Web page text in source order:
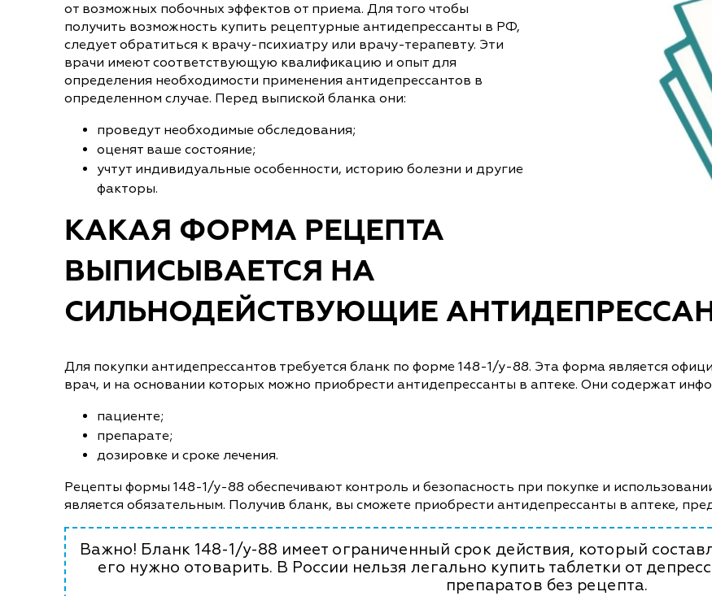
от возможных побочных эффектов от приема. Для того чтобы
получить возможность купить рецептурные антидепрессанты в РФ,
следует обратиться к врачу-психиатру или врачу-терапевту. Эти
врачи имеют соответствующую квалификацию и опыт для
определения необходимости применения антидепрессантов в
определенном случае. Перед выпиской бланка они:
проведут необходимые обследования;
оценят ваше состояние;
учтут индивидуальные особенности, историю болезни и другие
факторы.
КАКАЯ ФОРМА РЕЦЕПТА
ВЫПИСЫВАЕТСЯ НА
СИЛЬНОДЕЙСТВУЮЩИЕ
Для покупки антидепрессантов требуется бланк по форме 148-1/у-88. Эта форма является
врач, и на основании которых можно приобрести антидепрессанты в аптеке. Они содержат
пациенте;
препарате;
дозировке и сроке лечения.
Рецепты формы 148-1/у-88 обеспечивают контроль и безопасность при покупке и
является обязательным. Получив бланк, вы сможете приобрести антидепрессанты в аптеке,
Важно! Бланк 148-1/у-88 имеет ограниченный срок действия, который
его нужно отоварить. В России нельзя легально купить таблетки от
препаратов без рецепта.